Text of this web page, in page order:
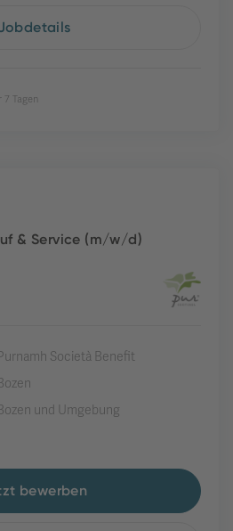
7 Tagen
& Service (m/w/d)
Purnamh Società Benefit
Bozen
Bozen und Umgebung
bewerben